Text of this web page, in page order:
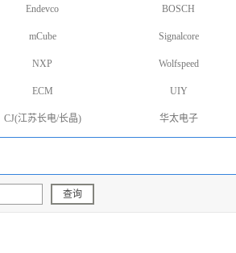
Endevco BOSCH
mCube Signalcore
NXP Wolfspeed
ECM UIY
CJ(江苏长电/长晶) 华太电子
查询